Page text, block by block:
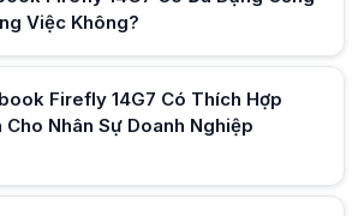
Việc Không?
Firefly 14G7 Có Thích Hợp
Cho Nhân Sự Doanh Nghiệp